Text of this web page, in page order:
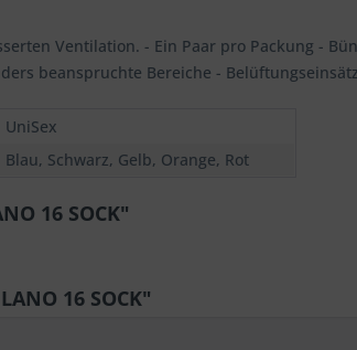
Ventilation. - Ein Paar pro Packung -
beanspruchte Bereiche -
UniSex
Blau, Schwarz, Gelb, Orange, Rot
16 SOCK"
16 SOCK"